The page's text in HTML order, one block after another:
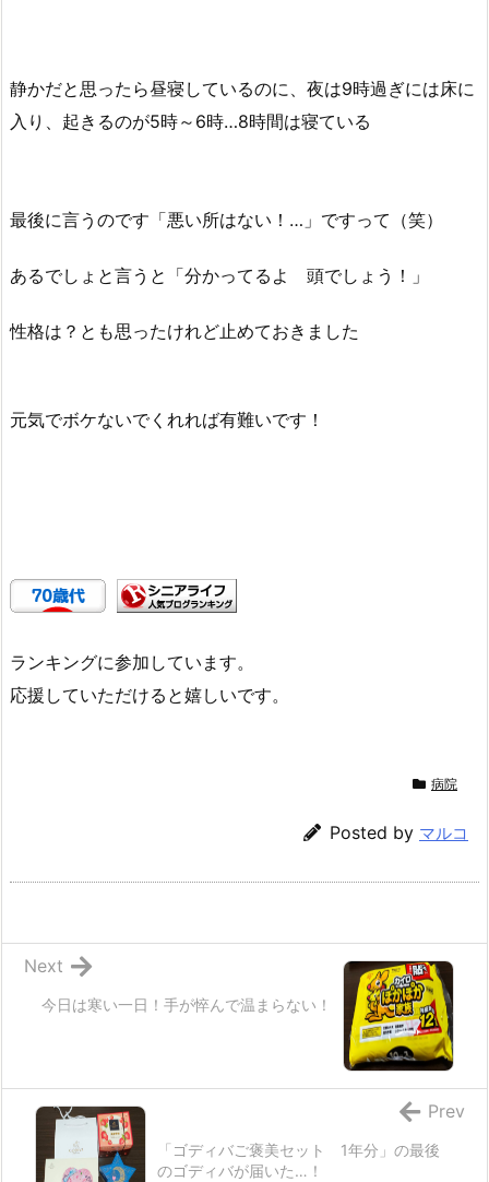
静かだと思ったら昼寝しているのに、夜は9時過ぎには床に
入り、起きるのが5時～6時…8時間は寝ている
最後に言うのです「悪い所はない！…」ですって（笑）
あるでしょと言うと「分かってるよ 頭でしょう！」
性格は？とも思ったけれど止めておきました
元気でボケないでくれれば有難いです！
ランキングに参加しています。
応援していただけると嬉しいです。
病院
Posted by マルコ
今日は寒い一日！手が悴んで温まらない！
Next
「ゴディバご褒美セット 1年分」の最後
のゴディバが届いた…！
Prev